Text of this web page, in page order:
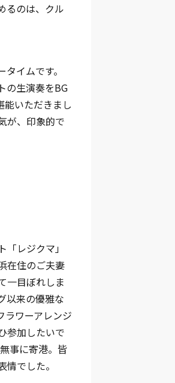
るのは、クル
イムです。
の生演奏をBG
能いただきまし
が、印象的で
レジクマ」
在住のご夫妻
一目ぼれしま
以来の優雅な
ラワーアレンジ
参加したいで
事に寄港。皆
でした。